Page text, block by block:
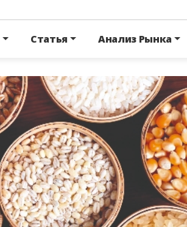
Статья Анализ Рынка